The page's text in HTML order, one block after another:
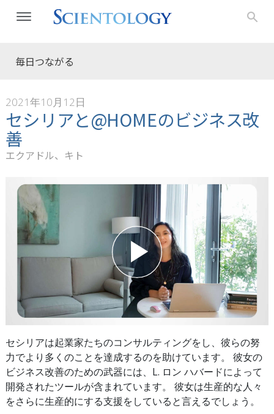
毎日つながる
2021年10月12日
セシリアと@HOMEのビジネス改
善
エクアドル、キト
セシリアは起業家たちのコンサルティングをし、彼らの努
力でより多くのことを達成するのを助けています。 彼女の
ビジネス改善のための武器には、L. ロン ハバードによって
開発されたツールが含まれています。 彼女は生産的な人々
をさらに生産的にする支援をしていると言えるでしょう。